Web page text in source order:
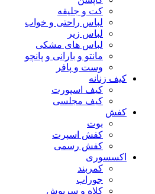
کت و جلیقه
لباس راحتی و خواب
لباس زیر
لباس های مشکی
مانتو و بارانی و پانچو
وست و پافر
کیف زنانه
کیف اسپورت
کیف مجلسی
کفش
بوت
کفش اسپرت
کفش رسمی
اکسسوری
کمربند
جوراب
کلاه و سرپوش